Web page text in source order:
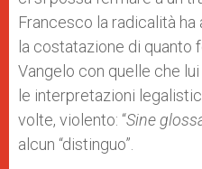
Francesco la radicalità ha
la costatazione di quanto
Vangelo con quelle che
le interpretazioni
volte, violento: “Sine
alcun “distinguo”.